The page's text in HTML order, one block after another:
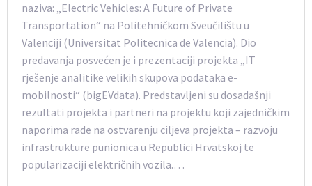
naziva: „Electric Vehicles: A Future of Private
Transportation“ na Politehničkom Sveučilištu u
Valenciji (Universitat Politecnica de Valencia). Dio
predavanja posvećen je i prezentaciji projekta „IT
rješenje analitike velikih skupova podataka e-
mobilnosti“ (bigEVdata). Predstavljeni su dosadašnji
rezultati projekta i partneri na projektu koji zajedničkim
naporima rade na ostvarenju ciljeva projekta – razvoju
infrastrukture punionica u Republici Hrvatskoj te
popularizaciji električnih vozila.…